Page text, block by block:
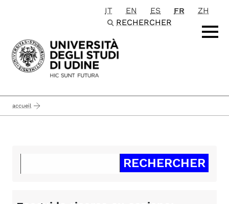
Passa al contenuto principale
IT EN ES FR
ZH
RECHERCHER
accueil